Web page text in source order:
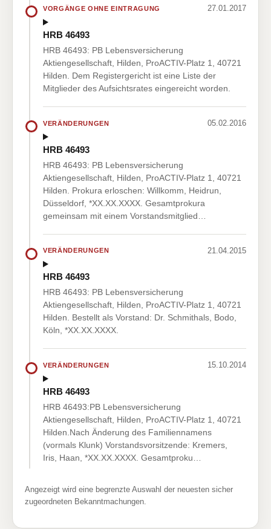
VORGÄNGE OHNE EINTRAGUNG 27.01.2017
HRB 46493
HRB 46493: PB Lebensversicherung
Aktiengesellschaft, Hilden, ProACTIV-Platz 1, 40721
Hilden. Dem Registergericht ist eine Liste der
Mitglieder des Aufsichtsrates eingereicht worden.
VERÄNDERUNGEN 05.02.2016
HRB 46493
HRB 46493: PB Lebensversicherung
Aktiengesellschaft, Hilden, ProACTIV-Platz 1, 40721
Hilden. Prokura erloschen: Willkomm, Heidrun,
Düsseldorf, *XX.XX.XXXX. Gesamtprokura
gemeinsam mit einem Vorstandsmitglied…
VERÄNDERUNGEN 21.04.2015
HRB 46493
HRB 46493: PB Lebensversicherung
Aktiengesellschaft, Hilden, ProACTIV-Platz 1, 40721
Hilden. Bestellt als Vorstand: Dr. Schmithals, Bodo,
Köln, *XX.XX.XXXX.
VERÄNDERUNGEN 15.10.2014
HRB 46493
HRB 46493:PB Lebensversicherung
Aktiengesellschaft, Hilden, ProACTIV-Platz 1, 40721
Hilden.Nach Änderung des Familiennamens
(vormals Klunk) Vorstandsvorsitzende: Kremers,
Iris, Haan, *XX.XX.XXXX. Gesamtproku…
Angezeigt wird eine begrenzte Auswahl der neuesten sicher
zugeordneten Bekanntmachungen.